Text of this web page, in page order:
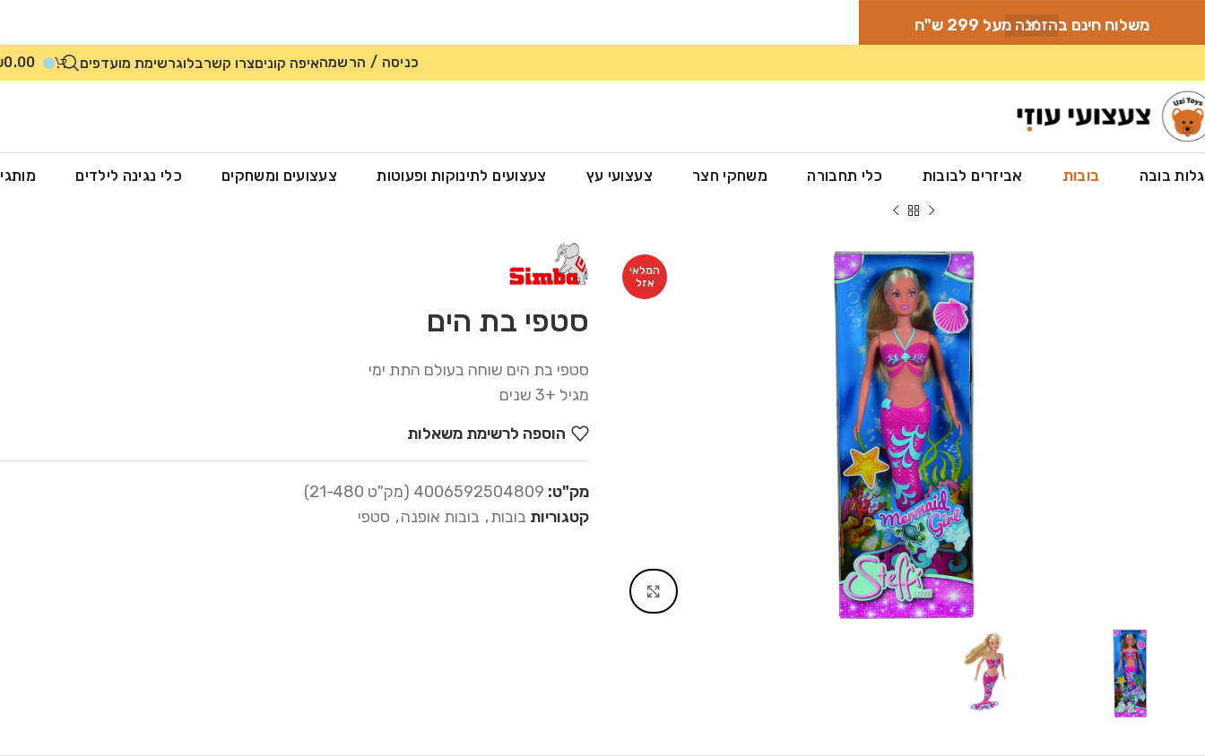
משלוח חינם בהזמנה מעל 299 ש"ח
כניסה / הרשמהאיפה קוניםצרו קשרבלוגרשימת מועדפים 0.00
בובה בובות אביזרים לבובות כלי תחבורה משחקי חצר צעצועי עץ צעצועים לתינוקות ופעוטות צעצועים ומשחקים כלי נגינה לילדים
המלאי
אזל
Click to enlarge
סטפי בת הים
סטפי בת הים שוחה בעולם התת ימי
מגיל +3 שנים
הוספה לרשימת משאלות
מק"ט: 4006592504809 (מק"ט 21-480)
קטגוריות בובות, בובות אופנה, סטפי